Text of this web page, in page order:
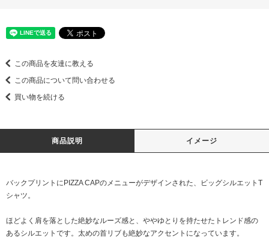
この商品を友達に教える
この商品について問い合わせる
買い物を続ける
商品説明 イメージ
バックプリントにPIZZA CAPのメニューがデザインされた、ビッグシルエットT
シャツ。
ほどよく肩を落とした絶妙なルーズ感と、ややゆとりを持たせたトレンド感の
あるシルエットです。太めの首リブも絶妙なアクセントになっています。